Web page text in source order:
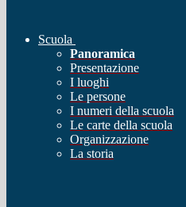
Scuola
Panoramica
Presentazione
I luoghi
Le persone
I numeri della scuola
Le carte della scuola
Organizzazione
La storia